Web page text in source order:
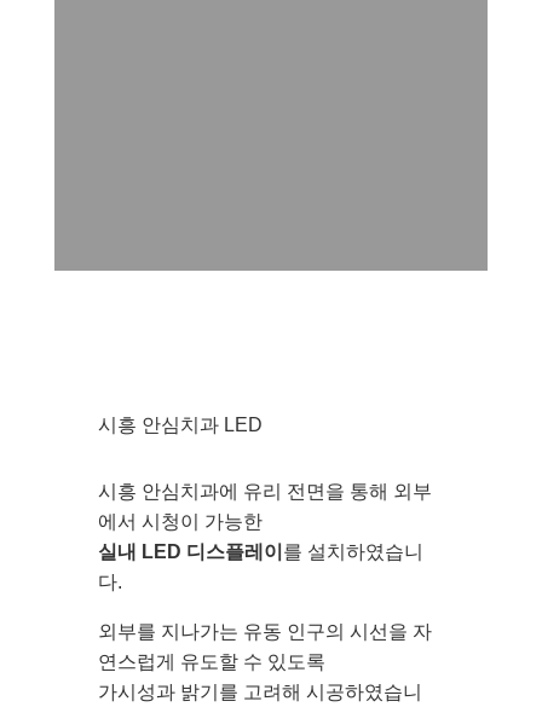
시흥 안심치과 LED
시흥 안심치과에 유리 전면을 통해 외부
에서 시청이 가능한
실내 LED 디스플레이 를 설치하였습니
다.
외부를 지나가는 유동 인구의 시선을 자
연스럽게 유도할 수 있도록
가시성과 밝기를 고려해 시공하였습니